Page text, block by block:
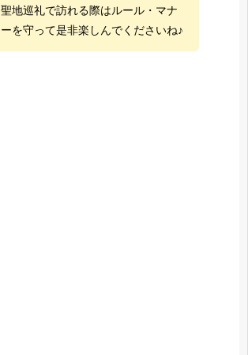
聖地巡礼で訪れる際はルール・マナ
ーを守って是非楽しんでくださいね♪